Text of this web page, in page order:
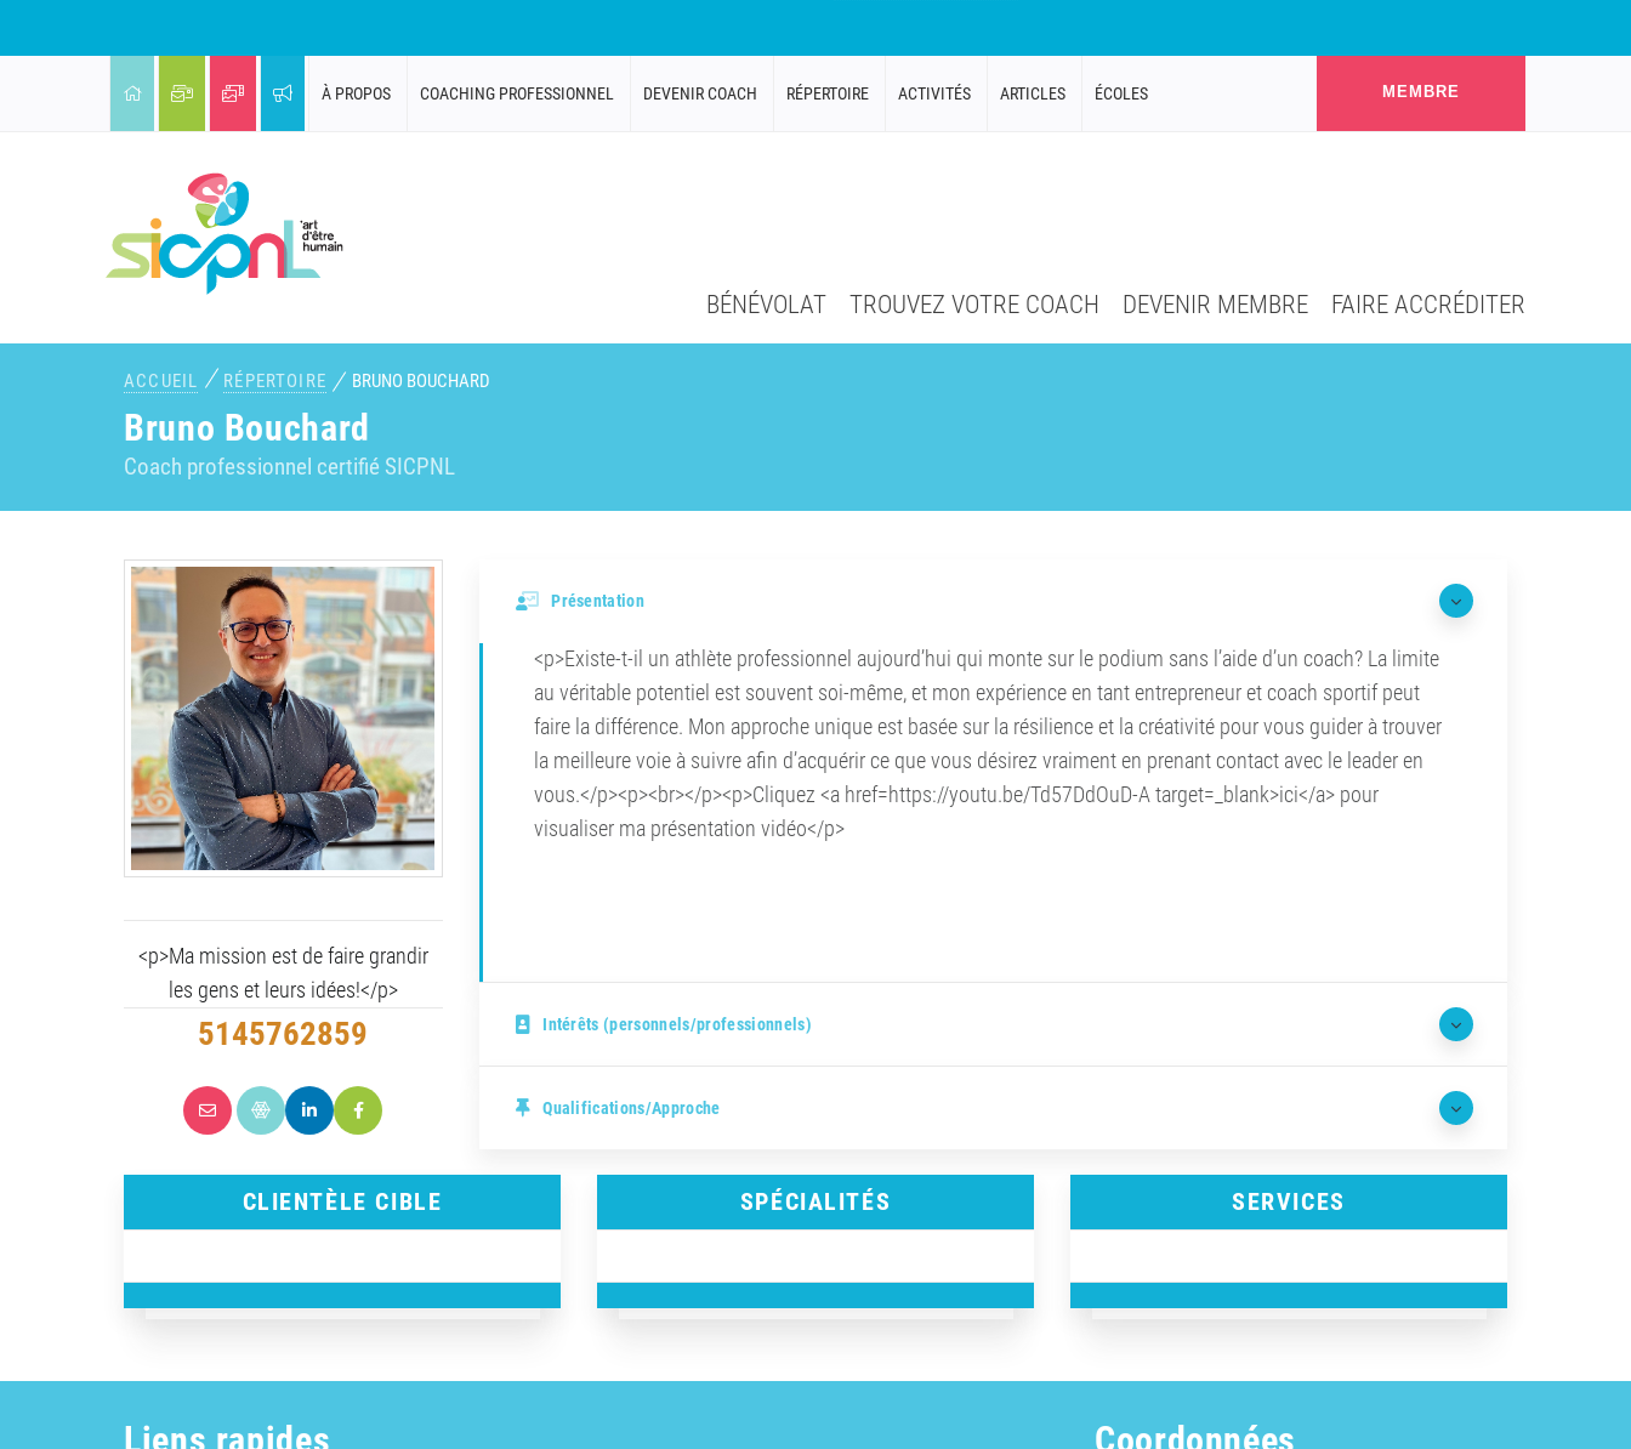
À PROPOS COACHING PROFESSIONNEL DEVENIR COACH RÉPERTOIRE ACTIVITÉS ARTICLES ÉCOLES MEMBRE
BÉNÉVOLAT TROUVEZ VOTRE COACH DEVENIR MEMBRE FAIRE ACCRÉDITER
ACCUEIL RÉPERTOIRE BRUNO BOUCHARD
Bruno Bouchard
Coach professionnel certifié SICPNL
<p>Ma mission est de faire grandir
les gens et leurs idées!</p>
5145762859
Présentation
<p>Existe-t-il un athlète professionnel aujourd’hui qui monte sur le podium sans l’aide d’un coach? La limite
au véritable potentiel est souvent soi-même, et mon expérience en tant entrepreneur et coach sportif peut
faire la différence. Mon approche unique est basée sur la résilience et la créativité pour vous guider à trouver
la meilleure voie à suivre afin d’acquérir ce que vous désirez vraiment en prenant contact avec le leader en
vous.</p><p><br></p><p>Cliquez <a href=https://youtu.be/Td57DdOuD-A target=_blank>ici</a> pour
visualiser ma présentation vidéo</p>
Intérêts (personnels/professionnels)
Qualifications/Approche
CLIENTÈLE CIBLE SPÉCIALITÉS SERVICES
Liens rapides Coordonnées